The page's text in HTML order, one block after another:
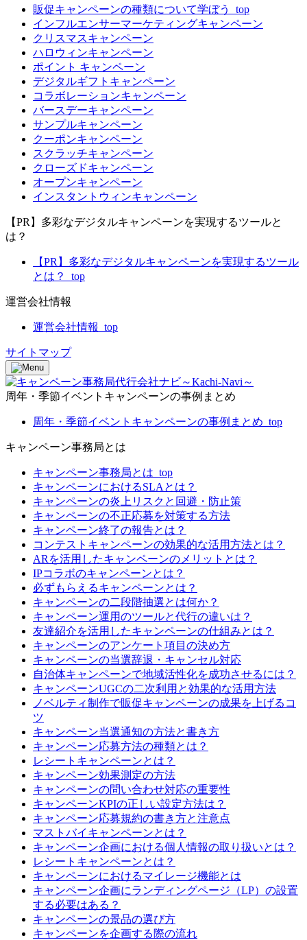
販促キャンペーンの種類について学ぼう_top
インフルエンサーマーケティングキャンペーン
クリスマスキャンペーン
ハロウィンキャンペーン
ポイント キャンペーン
デジタルギフトキャンペーン
コラボレーションキャンペーン
バースデーキャンペーン
サンプルキャンペーン
クーポンキャンペーン
スクラッチキャンペーン
クローズドキャンペーン
オープンキャンペーン
インスタントウィンキャンペーン
【PR】多彩なデジタルキャンペーンを実現するツールと
は？
【PR】多彩なデジタルキャンペーンを実現するツール
とは？_top
運営会社情報
運営会社情報_top
サイトマップ
周年・季節イベントキャンペーンの事例まとめ
周年・季節イベントキャンペーンの事例まとめ_top
キャンペーン事務局とは
キャンペーン事務局とは_top
キャンペーンにおけるSLAとは？
キャンペーンの炎上リスクと回避・防止策
キャンペーンの不正応募を対策する方法
キャンペーン終了の報告とは？
コンテストキャンペーンの効果的な活用方法とは？
ARを活用したキャンペーンのメリットとは？
IPコラボのキャンペーンとは？
必ずもらえるキャンペーンとは？
キャンペーンの二段階抽選とは何か？
キャンペーン運用のツールと代行の違いは？
友達紹介を活用したキャンペーンの仕組みとは？
キャンペーンのアンケート項目の決め方
キャンペーンの当選辞退・キャンセル対応
自治体キャンペーンで地域活性化を成功させるには？
キャンペーンUGCの二次利用と効果的な活用方法
ノベルティ制作で販促キャンペーンの成果を上げるコ
ツ
キャンペーン当選通知の方法と書き方
キャンペーン応募方法の種類とは？
レシートキャンペーンとは？
キャンペーン効果測定の方法
キャンペーンの問い合わせ対応の重要性
キャンペーンKPIの正しい設定方法は？
キャンペーン応募規約の書き方と注意点
マストバイキャンペーンとは？
キャンペーン企画における個人情報の取り扱いとは？
レシートキャンペーンとは？
キャンペーンにおけるマイレージ機能とは
キャンペーン企画にランディングページ（LP）の設置
する必要はある？
キャンペーンの景品の選び方
キャンペーンを企画する際の流れ